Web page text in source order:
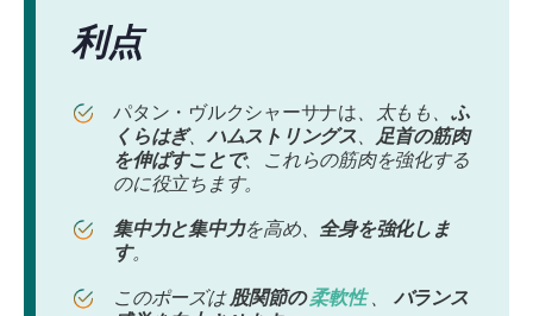
利点
パタン・ヴルクシャーサナは、太もも、 ふ
くらはぎ、 ハムストリングス、 足首の筋肉
を伸ばすことで、これらの筋肉を強化する
のに役立ちます。
集中力と集中力を高め、 全身を強化しま
す。
このポーズは股関節の 柔軟性、
バランス